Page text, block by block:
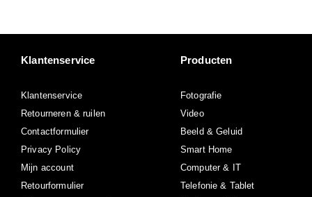
Klantenservice
Klantenservice
Retourneren & ruilen
Contactformulier
Privacy Policy
Mijn account
Retourformulier
Producten
Fotografie
Video
Beeld & Geluid
Smart Home
Computer & IT
Telefonie & Tablet